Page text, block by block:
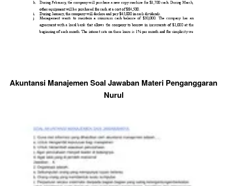
Akuntansi Manajemen Soal Jawaban Materi Penganggaran
Nurul